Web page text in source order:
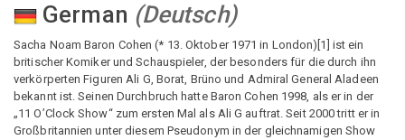
German (Deutsch)
Sacha Noam Baron Cohen (* 13. Oktober 1971 in London)[1] ist ein
britischer Komiker und Schauspieler, der besonders für die durch ihn
verkörperten Figuren Ali G, Borat, Brüno und Admiral General Aladeen
bekannt ist. Seinen Durchbruch hatte Baron Cohen 1998, als er in der
„11 O’Clock Show“ zum ersten Mal als Ali G auftrat. Seit 2000 tritt er in
Großbritannien unter diesem Pseudonym in der gleichnamigen Show